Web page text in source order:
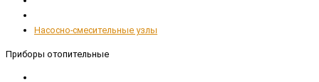
Насосно-смесительные узлы
Приборы отопительные